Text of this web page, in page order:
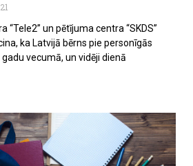
“Tele2” un pētījuma centra “SKDS”
ka Latvijā bērns pie personīgās
vecumā, un vidēji dienā